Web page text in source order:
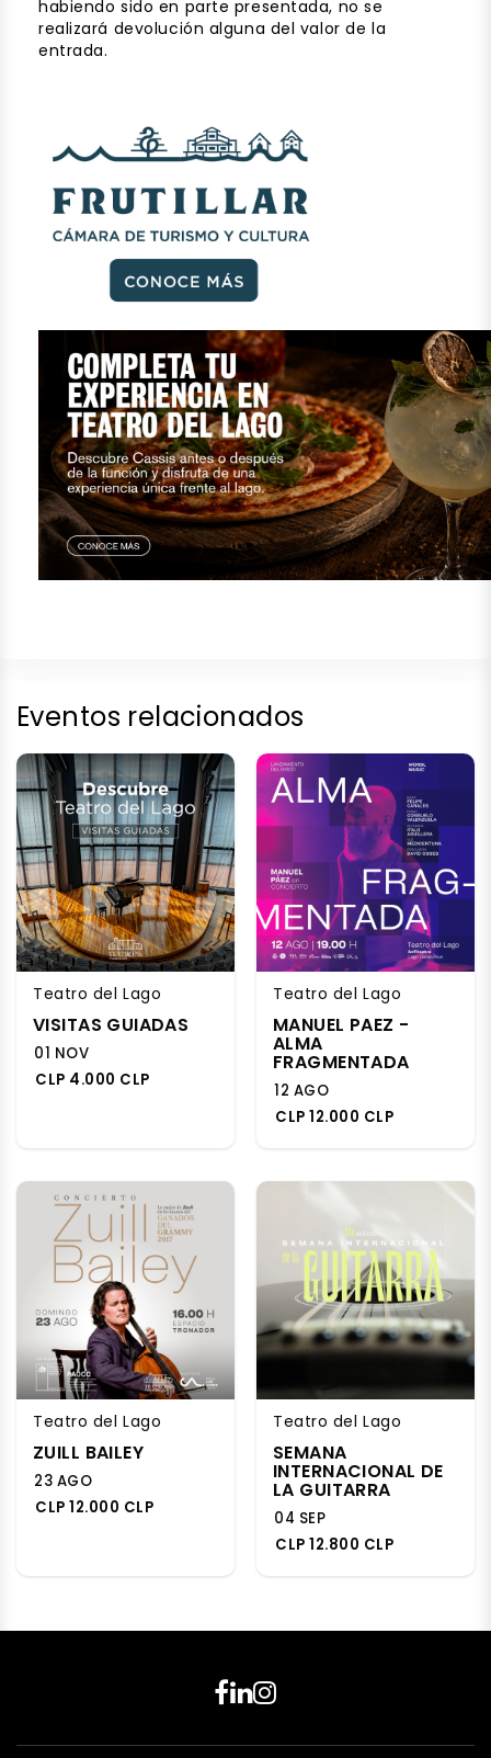
habiendo sido en parte presentada, no se
realizará devolución alguna del valor de la
entrada.
Eventos relacionados
Teatro del Lago
VISITAS GUIADAS
01 NOV
CLP 4.000 CLP
Teatro del Lago
MANUEL PAEZ -
ALMA
FRAGMENTADA
12 AGO
CLP 12.000 CLP
Teatro del Lago
ZUILL BAILEY
23 AGO
CLP 12.000 CLP
Teatro del Lago
SEMANA
INTERNACIONAL DE
LA GUITARRA
04 SEP
CLP 12.800 CLP